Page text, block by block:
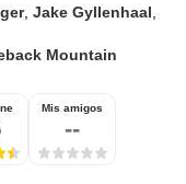
,Jake Gyllenhaal
Mountain
Mis amigos
--